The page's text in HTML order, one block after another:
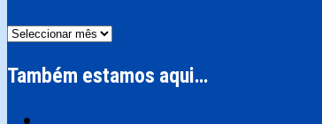
Arquivo
Também estamos aqui…